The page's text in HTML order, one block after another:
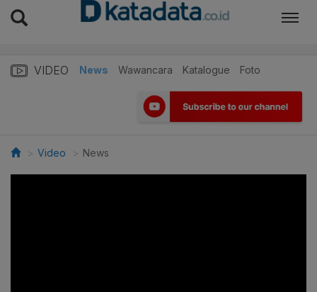
VIDEO News Wawancara Katalogue Foto
Video News